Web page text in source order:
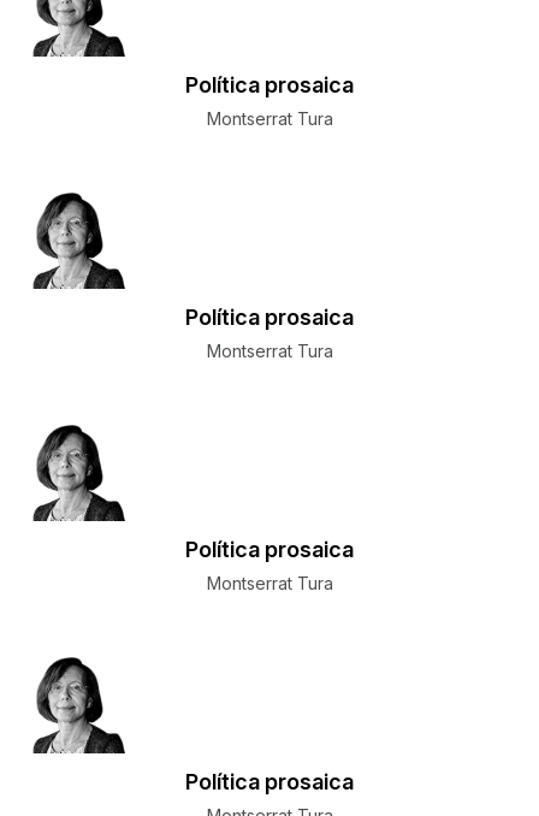
Política prosaica
Montserrat Tura
Política prosaica
Montserrat Tura
Política prosaica
Montserrat Tura
Política prosaica